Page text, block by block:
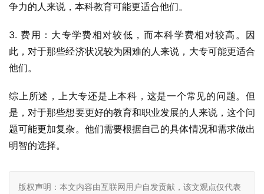
争力的人来说，本科教育可能更适合他们。
3. 费用：大专学费相对较低，而本科学费相对较高。因
此，对于那些经济状况较为困难的人来说，大专可能更适合
他们。
综上所述，上大专还是上本科，这是一个常见的问题。但
是，对于那些想要更好的教育和职业发展的人来说，这个问
题可能更加复杂。他们需要根据自己的具体情况和需求做出
明智的选择。
版权声明：本文内容由互联网用户自发贡献，该文观点仅代表